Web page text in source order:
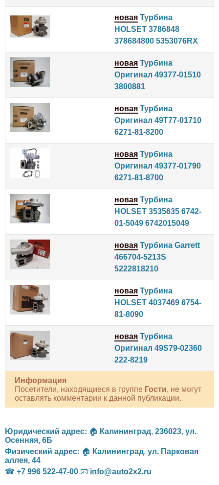
новая Турбина
HOLSET 3786848
378684800 5353076RX
новая Турбина
Оригинал 49377-01510
3800881
новая Турбина
Оригинал 49T77-01710
6271-81-8200
новая Турбина
Оригинал 49377-01790
6271‑81‑8700
новая Турбина
HOLSET 3535635 6742-
01-5049 6742015049
новая Турбина Garrett
466704-5213S
5222818210
новая Турбина
HOLSET 4037469 6754-
81-8090
новая Турбина
Оригинал 49S79-02360
222-8219
Информация
Посетители, находящиеся в группе Гости, не могут
оставлять комментарии к данной публикации.
Юридический адрес: 🏠 Калининград, 236023, ул.
Осенняя, 6Б
Физический адрес: 🏠 Калининград, ул. Парковая
аллея, 44
☎ +7 996 522-47-00 📧 info@auto2x2.ru